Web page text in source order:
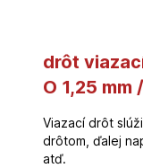
drôt
O 1,25 mm
Viazací drôt
drôtom, ďalej
atď.